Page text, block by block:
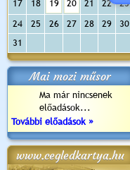
17 18 19 20 21 22
23
24
25 26 27 28 29
30
31
Mai mozi műsor
Ma már nincsenek
előadások...
További előadások »
www.cegledkartya.hu